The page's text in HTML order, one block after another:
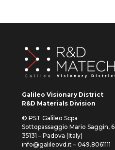
Galileo Visionary District
R&D Materials Division
© PST Galileo Scpa
Sottopassaggio Mario Saggin, 6
35131 – Padova (Italy)
info@galileovd.it – 049.8061111